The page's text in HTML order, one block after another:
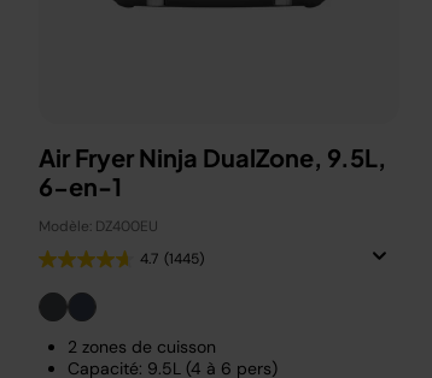
Air Fryer Ninja DualZone, 9.5L,
6-en-1
Modèle: DZ400EU
4.7 (1445)
2 zones de cuisson
Capacité: 9.5L (4 à 6 pers)